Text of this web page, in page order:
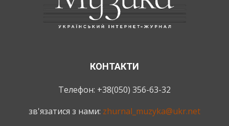
КОНТАКТИ
Телефон: +38(050) 356-63-32
зв'язатися з нами: zhurnal_muzyka@ukr.net